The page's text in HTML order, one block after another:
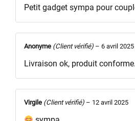
Petit gadget sympa pour
Anonyme (Client vérifié) – 6 avril 2025
Livraison ok, produit
Virgile (Client vérifié) – 12 avril 2025